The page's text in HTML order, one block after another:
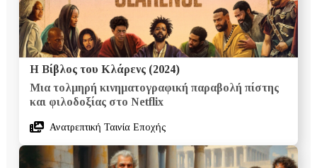
Η Βίβλος του Κλάρενς (2024)
Μια τολμηρή κινηματογραφική παραβολή πίστης
και φιλοδοξίας στο Netflix
Ανατρεπτική Ταινία Εποχής